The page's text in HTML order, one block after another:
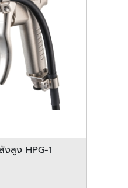
สูง HPG-1